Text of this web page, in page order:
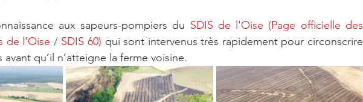
aux sapeurs-pompiers du SDIS de l'Oise (Page officielle des
de l'Oise / SDIS 60) qui sont intervenus très rapidement pour circonscrire
qu’il n’atteigne la ferme voisine.